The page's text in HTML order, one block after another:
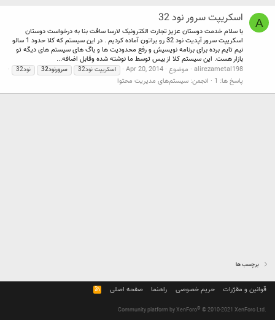
A اسکریپت سرور نود 32
با سلام خدمت دوستان عزیز تجارت الکترونیک لارسا سافت بنا به درخواست دوستان
اسکریپت سرور آپدیت نود 32 رو براتون آماده کردیم . در این سیستم که کلا حدود 1 سالو
نیم تایم برده برای برنامه نویسیش و رفع محدودیت ها و باگ های سیستم های دیگه تو
بازار هست. این سیستم کلا از بیس توسط ما نوشته شده وقابل اضافه...
alirezametal198 موضوع Apr 20, 2014 اسکریپت نود32 سرورنود32 نود32
پاسخ ها: 1 انجمن: سیستم‌های مدیریت محتوا
برچسب ها
قوانین و مقرّرات حریم خصوصی راهنما صفحه اصلی
R
S
Community platform by XenForo® © 2010-2021 XenForo Ltd.